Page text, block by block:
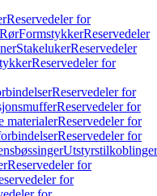
Reservedeler for
RørFormstykkerReservedeler
StakelukerReservedeler
Reservedeler for
Reservedeler for
Reservedeler for
materialerReservedeler for
Reservedeler for
Utstyrstilkoblinger
Reservedeler for
for